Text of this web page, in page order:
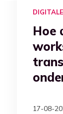
Hoe
17-08-